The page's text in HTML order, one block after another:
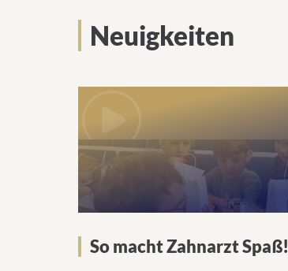
Neuigkeiten
your
consent
to load
the
Youtube
So macht Zahnarzt Spaß!